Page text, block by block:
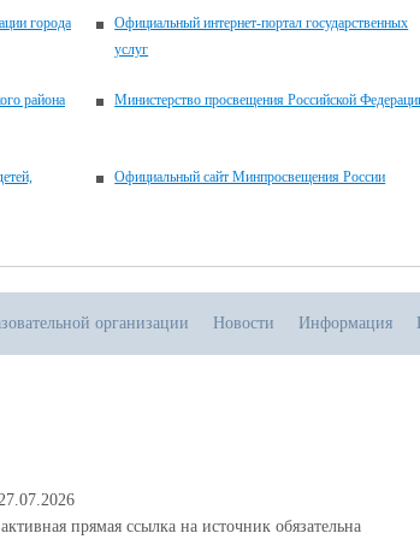
города
Официальный интернет-портал государственных
услуг
района Министерство просвещения Российской
Официальный сайт Минпросвещения России
организации Новости Информация
прямая ссылка на источник обязательна